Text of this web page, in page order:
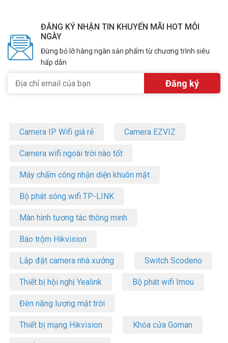
ĐĂNG KÝ NHẬN TIN KHUYẾN MÃI HOT MỖI
NGÀY
Đừng bỏ lỡ hàng ngàn sản phẩm từ chương trình siêu
hấp dẫn
Camera IP Wifi giá rẻ Camera EZVIZ
Camera wifi ngoài trời nào tốt
Máy chấm công nhận diện khuôn mặt
Bộ phát sóng wifi TP-LINK
Màn hình tương tác thông minh
Báo trộm Hikvision
Lắp đặt camera nhà xưởng Switch Scodeno
Thiết bị hội nghị Yealink Bộ phát wifi Imou
Đèn năng lượng mặt trời
Thiết bị mạng Hikvision Khóa cửa Goman